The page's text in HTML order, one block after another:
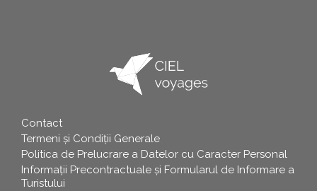
info
Contact
Termeni și Condiții Generale
Politica de Prelucrare a Datelor cu Caracter Personal
Informații Precontractuale și Formularul de Informare a
Turistului